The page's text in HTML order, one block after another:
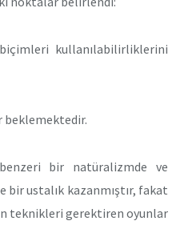
kullanılabilirliklerini
beklemektedir.
bir natüralizmde ve
bir ustalık kazanmıştır, fakat
teknikleri gerektiren oyunlar